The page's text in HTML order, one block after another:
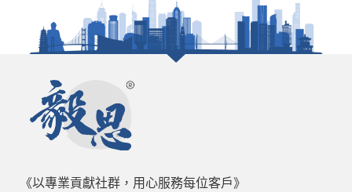
《以專業貢獻社群，用心服務每位客戶》